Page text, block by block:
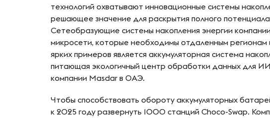
технологий охватывают инновационные системы
решающее значение для раскрытия полного
Cетеобразующие системы накопления энергии
микросети, которые необходимы отдаленным
ярких примеров является аккумуляторная система
питающая экологичный центр обработки данных для
компании Masdar в ОАЭ.
Чтобы способствовать обороту аккумуляторных
к 2025 году развернуть 1000 станций Choco-Swap.